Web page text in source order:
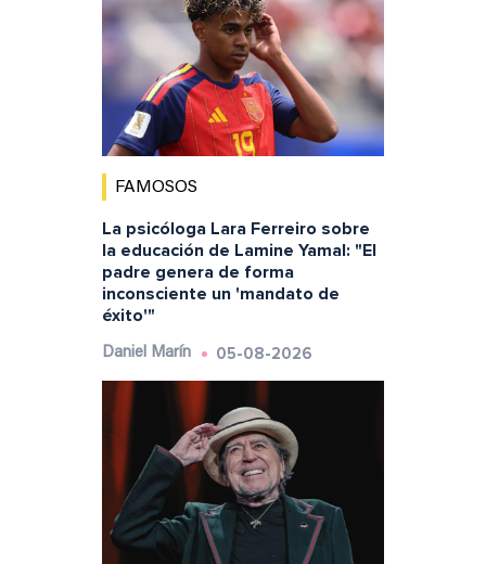
FAMOSOS
La psicóloga Lara Ferreiro sobre
la educación de Lamine Yamal: "El
padre genera de forma
inconsciente un 'mandato de
éxito'"
Daniel Marín 05-08-2026